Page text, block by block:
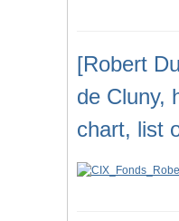
[Robert
de Cluny,
chart, list